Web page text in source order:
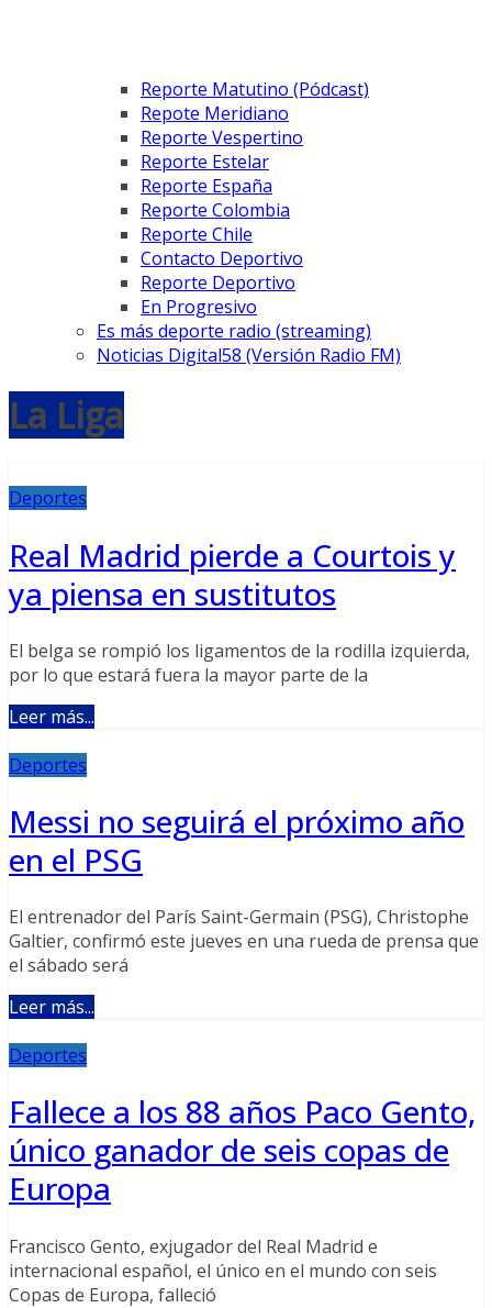
Reporte Matutino (Pódcast)
Repote Meridiano
Reporte Vespertino
Reporte Estelar
Reporte España
Reporte Colombia
Reporte Chile
Contacto Deportivo
Reporte Deportivo
En Progresivo
Es más deporte radio (streaming)
Noticias Digital58 (Versión Radio FM)
La Liga
Deportes
Real Madrid pierde a Courtois y
ya piensa en sustitutos
El belga se rompió los ligamentos de la rodilla izquierda,
por lo que estará fuera la mayor parte de la
Leer más...
Deportes
Messi no seguirá el próximo año
en el PSG
El entrenador del París Saint-Germain (PSG), Christophe
Galtier, confirmó este jueves en una rueda de prensa que
el sábado será
Leer más...
Deportes
Fallece a los 88 años Paco Gento,
único ganador de seis copas de
Europa
Francisco Gento, exjugador del Real Madrid e
internacional español, el único en el mundo con seis
Copas de Europa, falleció